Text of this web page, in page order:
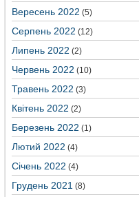
Вересень 2022 (5)
Серпень 2022 (12)
Липень 2022 (2)
Червень 2022 (10)
Травень 2022 (3)
Квітень 2022 (2)
Березень 2022 (1)
Лютий 2022 (4)
Січень 2022 (4)
Грудень 2021 (8)